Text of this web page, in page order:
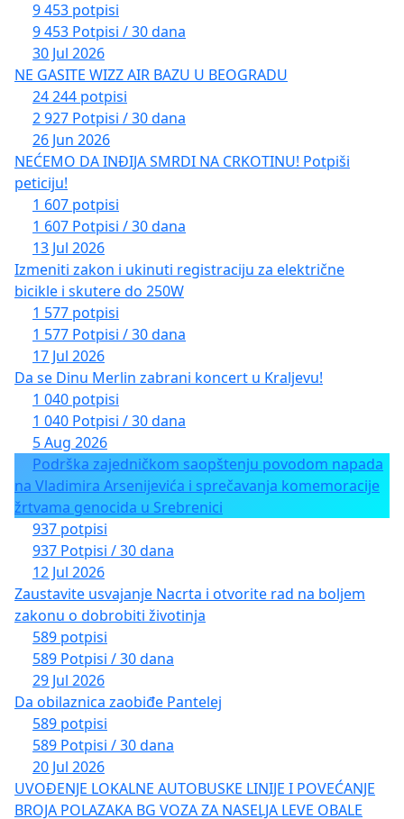
9 453 potpisi
9 453 Potpisi / 30 dana
30 Jul 2026
NE GASITE WIZZ AIR BAZU U BEOGRADU
24 244 potpisi
2 927 Potpisi / 30 dana
26 Jun 2026
NEĆEMO DA INĐIJA SMRDI NA CRKOTINU! Potpiši
peticiju!
1 607 potpisi
1 607 Potpisi / 30 dana
13 Jul 2026
Izmeniti zakon i ukinuti registraciju za električne
bicikle i skutere do 250W
1 577 potpisi
1 577 Potpisi / 30 dana
17 Jul 2026
Da se Dinu Merlin zabrani koncert u Kraljevu!
1 040 potpisi
1 040 Potpisi / 30 dana
5 Aug 2026
Podrška zajedničkom saopštenju povodom napada
na Vladimira Arsenijevića i sprečavanja komemoracije
žrtvama genocida u Srebrenici
937 potpisi
937 Potpisi / 30 dana
12 Jul 2026
Zaustavite usvajanje Nacrta i otvorite rad na boljem
zakonu o dobrobiti životinja
589 potpisi
589 Potpisi / 30 dana
29 Jul 2026
Da obilaznica zaobiđe Pantelej
589 potpisi
589 Potpisi / 30 dana
20 Jul 2026
UVOĐENJE LOKALNE AUTOBUSKE LINIJE I POVEĆANJE
BROJA POLAZAKA BG VOZA ZA NASELJA LEVE OBALE